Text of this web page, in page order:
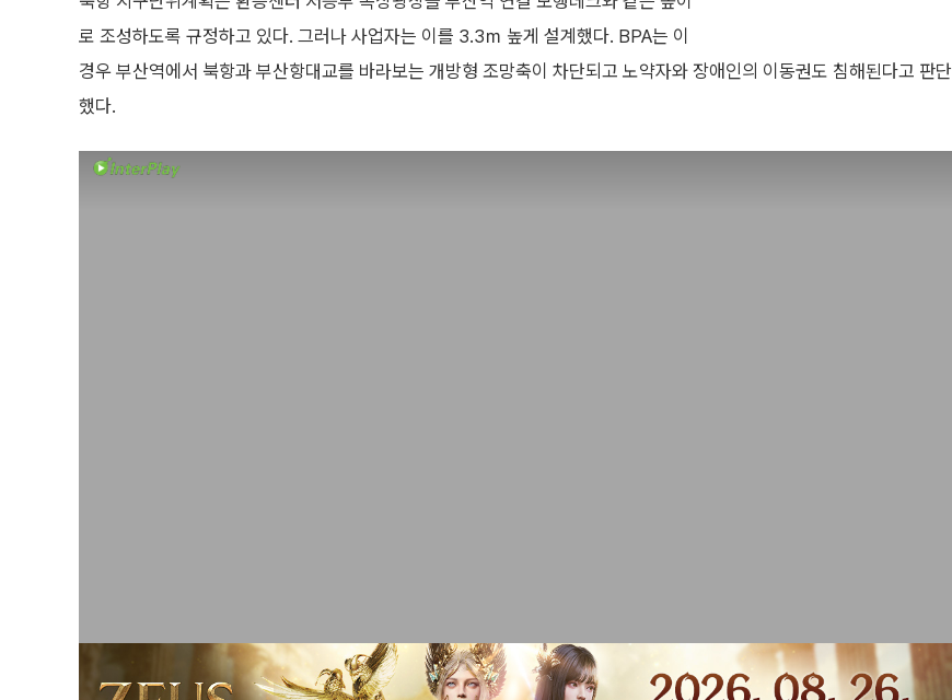
로 조성하도록 규정하고 있다. 그러나 사업자는 이를 3.3ｍ 높게 설계했다. BPA는 이
경우 부산역에서 북항과 부산항대교를 바라보는 개방형 조망축이 차단되고 노약자와 장애인의 이동권도 침해된다고 판단
했다.